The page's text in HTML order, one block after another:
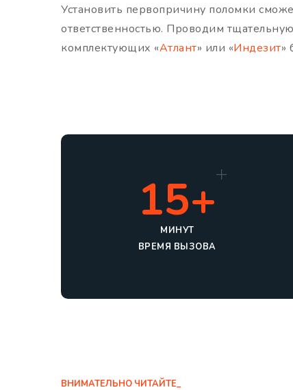
Установить первопричину поломки
ответственностью. Проводим тщательную
комплектующих «Атлант» или «Индезит»
15+
МИНУТ
ВРЕМЯ ВЫЗОВА
ВНИМАТЕЛЬНО ЧИТАЙТЕ_